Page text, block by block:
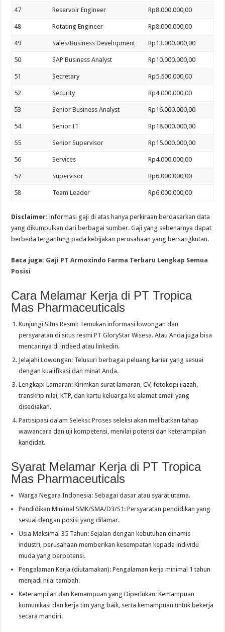
47 Reservoir Engineer Rp8.000.000,00
48 Rotating Engineer Rp8.000.000,00
49 Sales/Business Development Rp13.000.000,00
50 SAP Business Analyst Rp10.000.000,00
51 Secretary Rp5.500.000,00
52 Security Rp4.000.000,00
53 Senior Business Analyst Rp16.000.000,00
54 Senior IT Rp18.000.000,00
55 Senior Supervisor Rp15.000.000,00
56 Services Rp4.000.000,00
57 Supervisor Rp6.000.000,00
58 Team Leader Rp6.000.000,00
Disclaimer: informasi gaji di atas hanya perkiraan berdasarkan data
yang dikumpulkan dari berbagai sumber. Gaji yang sebenarnya dapat
berbeda tergantung pada kebijakan perusahaan yang bersangkutan.
Baca juga: Gaji PT Armoxindo Farma Terbaru Lengkap Semua
Posisi
Cara Melamar Kerja di PT Tropica
Mas Pharmaceuticals
Kunjungi Situs Resmi: Temukan informasi lowongan dan
persyaratan di situs resmi PT GloryStar Wisesa. Atau Anda juga bisa
mencarinya di indeed atau linkedin.
Jelajahi Lowongan: Telusuri berbagai peluang karier yang sesuai
dengan kualifikasi dan minat Anda.
Lengkapi Lamaran: Kirimkan surat lamaran, CV, fotokopi ijazah,
transkrip nilai, KTP, dan kartu keluarga ke alamat email yang
disediakan.
Partisipasi dalam Seleksi: Proses seleksi akan melibatkan tahap
wawancara dan uji kompetensi, menilai potensi dan keterampilan
kandidat.
Syarat Melamar Kerja di PT Tropica
Mas Pharmaceuticals
Warga Negara Indonesia: Sebagai dasar atau syarat utama.
Pendidikan Minimal SMK/SMA/D3/S1: Persyaratan pendidikan yang
sesuai dengan posisi yang dilamar.
Usia Maksimal 35 Tahun: Sejalan dengan kebutuhan dinamis
industri, perusahaan memberikan kesempatan kepada individu
muda yang berpotensi.
Pengalaman Kerja (diutamakan): Pengalaman kerja minimal 1 tahun
menjadi nilai tambah.
Keterampilan dan Kemampuan yang Diperlukan: Kemampuan
komunikasi dan kerja tim yang baik, serta kemampuan untuk bekerja
secara mandiri.